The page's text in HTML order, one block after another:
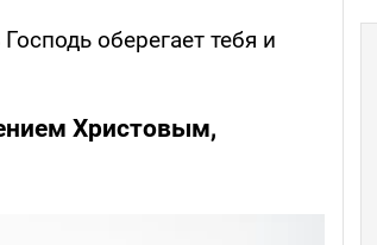
оберегает тебя и
Христовым,